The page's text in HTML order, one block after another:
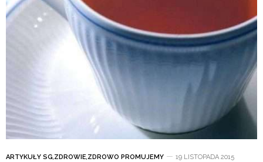
ARTYKUŁY SG,ZDROWIE,ZDROWO PROMUJEMY 19 LISTOPADA 2015